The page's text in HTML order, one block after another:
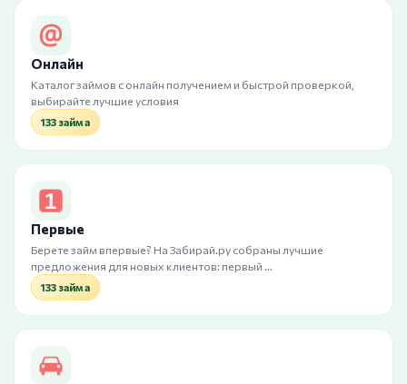
Онлайн
Каталог займов с онлайн получением и быстрой проверкой,
выбирайте лучшие условия
133 займа
Первые
Берете займ впервые? На Забирай.ру собраны лучшие
предложения для новых клиентов: первый …
133 займа